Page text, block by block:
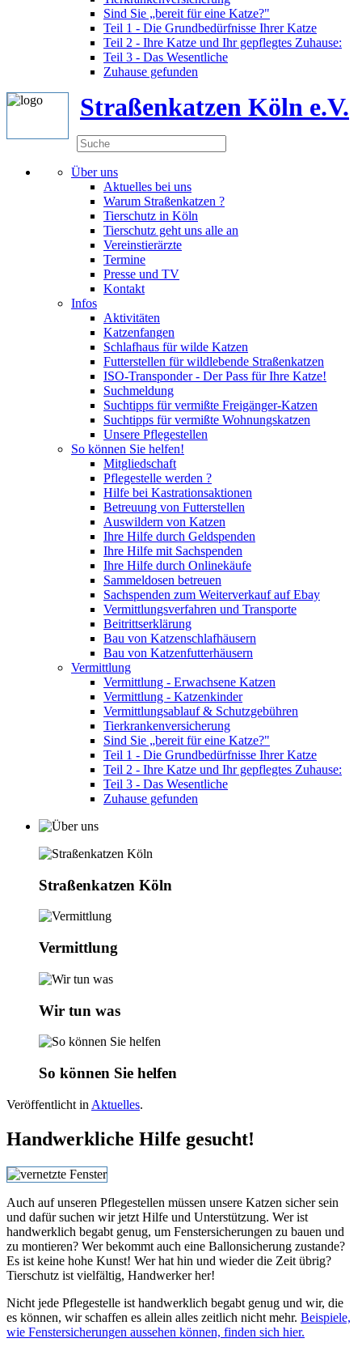
Sind Sie „bereit für eine Katze?"
Teil 1 - Die Grundbedürfnisse Ihrer Katze
Teil 2 - Ihre Katze und Ihr gepflegtes Zuhause:
Teil 3 - Das Wesentliche
Zuhause gefunden
Straßenkatzen Köln e.V.
Über uns
Aktuelles bei uns
Warum Straßenkatzen ?
Tierschutz in Köln
Tierschutz geht uns alle an
Vereinstierärzte
Termine
Presse und TV
Kontakt
Infos
Aktivitäten
Katzenfangen
Schlafhaus für wilde Katzen
Futterstellen für wildlebende Straßenkatzen
ISO-Transponder - Der Pass für Ihre Katze!
Suchmeldung
Suchtipps für vermißte Freigänger-Katzen
Suchtipps für vermißte Wohnungskatzen
Unsere Pflegestellen
So können Sie helfen!
Mitgliedschaft
Pflegestelle werden ?
Hilfe bei Kastrationsaktionen
Betreuung von Futterstellen
Auswildern von Katzen
Ihre Hilfe durch Geldspenden
Ihre Hilfe mit Sachspenden
Ihre Hilfe durch Onlinekäufe
Sammeldosen betreuen
Sachspenden zum Weiterverkauf auf Ebay
Vermittlungsverfahren und Transporte
Beitrittserklärung
Bau von Katzenschlafhäusern
Bau von Katzenfutterhäusern
Vermittlung
Vermittlung - Erwachsene Katzen
Vermittlung - Katzenkinder
Vermittlungsablauf & Schutzgebühren
Tierkrankenversicherung
Sind Sie „bereit für eine Katze?"
Teil 1 - Die Grundbedürfnisse Ihrer Katze
Teil 2 - Ihre Katze und Ihr gepflegtes Zuhause:
Teil 3 - Das Wesentliche
Zuhause gefunden
Straßenkatzen Köln
Vermittlung
Wir tun was
So können Sie helfen
Veröffentlicht in Aktuelles.
Handwerkliche Hilfe gesucht!
Auch auf unseren Pflegestellen müssen unsere Katzen sicher sein
und dafür suchen wir jetzt Hilfe und Unterstützung. Wer ist
handwerklich begabt genug, um Fenstersicherungen zu bauen und
zu montieren? Wer bekommt auch eine Ballonsicherung zustande?
Es ist keine hohe Kunst! Wer hat hin und wieder die Zeit übrig?
Tierschutz ist vielfältig, Handwerker her!
Nicht jede Pflegestelle ist handwerklich begabt genug und wir, die
es können, wir schaffen es allein alles zeitlich nicht mehr. Beispiele,
wie Fenstersicherungen aussehen können, finden sich hier.